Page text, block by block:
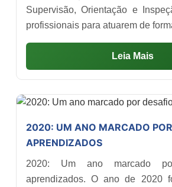
Supervisão, Orientação e
profissionais para atuarem de
Leia Mais
2020: UM ANO MARCADO
APRENDIZADOS
2020: Um ano marcado
aprendizados. O ano de 2020